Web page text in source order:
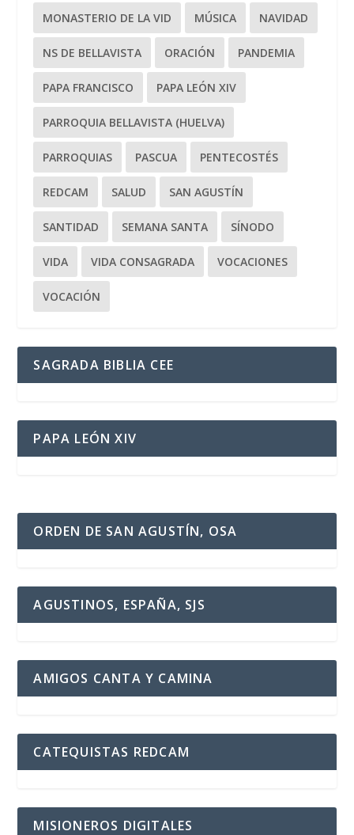
MONASTERIO DE LA VID MÚSICA NAVIDAD
NS DE BELLAVISTA ORACIÓN PANDEMIA
PAPA FRANCISCO PAPA LEÓN XIV
PARROQUIA BELLAVISTA (HUELVA)
PARROQUIAS PASCUA PENTECOSTÉS
REDCAM SALUD SAN AGUSTÍN
SANTIDAD SEMANA SANTA SÍNODO
VIDA VIDA CONSAGRADA VOCACIONES
VOCACIÓN
SAGRADA BIBLIA CEE
PAPA LEÓN XIV
ORDEN DE SAN AGUSTÍN, OSA
AGUSTINOS, ESPAÑA, SJS
AMIGOS CANTA Y CAMINA
CATEQUISTAS REDCAM
MISIONEROS DIGITALES